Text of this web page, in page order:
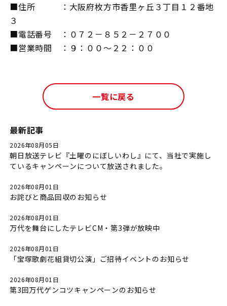
■住所 ：大阪府枚方市香里ヶ丘３丁目１２番地
３
■電話番号 ：０７２－８５２－２７００
■営業時間 ：９：００～２２：００
一覧に戻る
最新記事
2026年08月05日
朝日放送テレビ『土曜のにぼしいわし』にて、当社で実施し
ているキャンペーンについて放送されました。
2026年08月01日
お詫びと商品回収のお知らせ
2026年08月01日
万代を舞台にしたテレビCM・第3弾が放映中
2026年08月01日
「宝塚歌劇花組貸切公演」ご招待イベントのお知らせ
2026年08月01日
第3回万代ゲンコツキャンペーンのお知らせ